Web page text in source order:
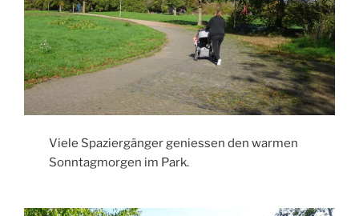
Viele Spaziergänger geniessen den warmen
Sonntagmorgen im Park.